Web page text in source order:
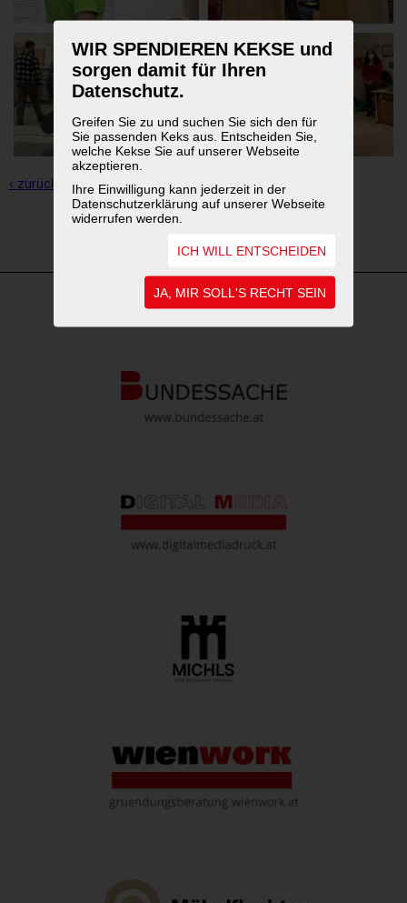
WIR SPENDIEREN KEKSE und
sorgen damit für Ihren
Datenschutz.
Greifen Sie zu und suchen Sie sich den für
Sie passenden Keks aus. Entscheiden Sie,
welche Kekse Sie auf unserer Webseite
akzeptieren.
Ihre Einwilligung kann jederzeit in der
Datenschutzerklärung auf unserer Webseite
widerrufen werden.
ICH WILL ENTSCHEIDEN
JA, MIR SOLL'S RECHT SEIN
‹ zurück zur Übersicht